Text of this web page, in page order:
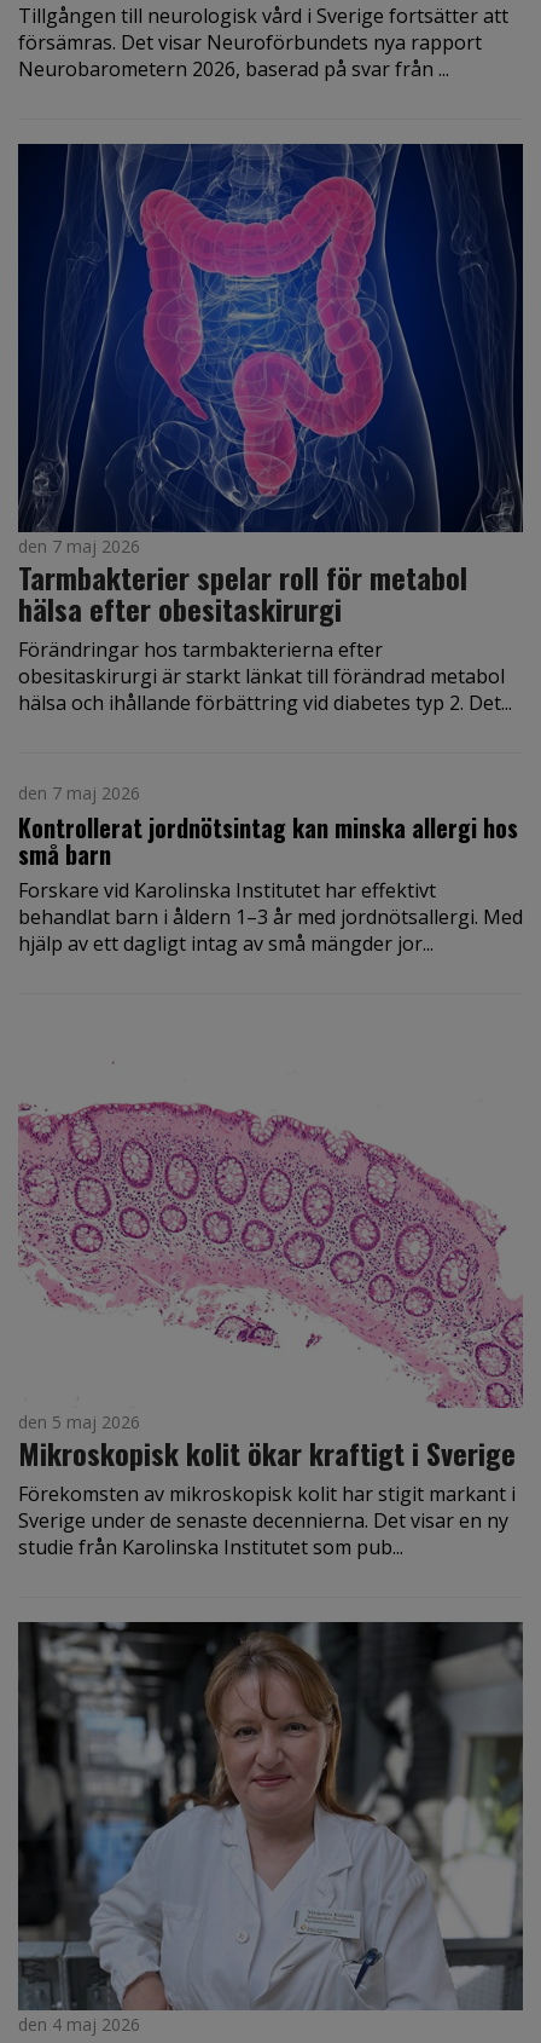
Tillgången till neurologisk vård i Sverige fortsätter att
försämras. Det visar Neuroförbundets nya rapport
Neurobarometern 2026, baserad på svar från ...
den 7 maj 2026
Tarmbakterier spelar roll för metabol
hälsa efter obesitaskirurgi
Förändringar hos tarmbakterierna efter
obesitaskirurgi är starkt länkat till förändrad metabol
hälsa och ihållande förbättring vid diabetes typ 2. Det...
den 7 maj 2026
Kontrollerat jordnötsintag kan minska allergi hos
små barn
Forskare vid Karolinska Institutet har effektivt
behandlat barn i åldern 1–3 år med jordnötsallergi. Med
hjälp av ett dagligt intag av små mängder jor...
den 5 maj 2026
Mikroskopisk kolit ökar kraftigt i Sverige
Förekomsten av mikroskopisk kolit har stigit markant i
Sverige under de senaste decennierna. Det visar en ny
studie från Karolinska Institutet som pub...
den 4 maj 2026